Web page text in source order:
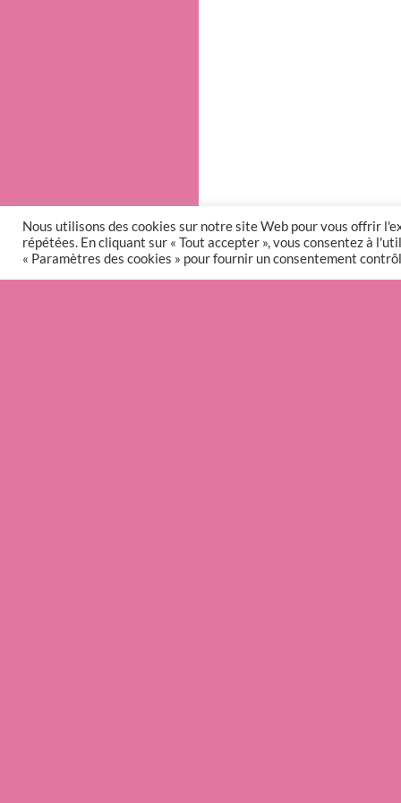
Nous utilisons des cookies sur notre site Web pour vous offrir
répétées. En cliquant sur « Tout accepter », vous consentez à
« Paramètres des cookies » pour fournir un consentement